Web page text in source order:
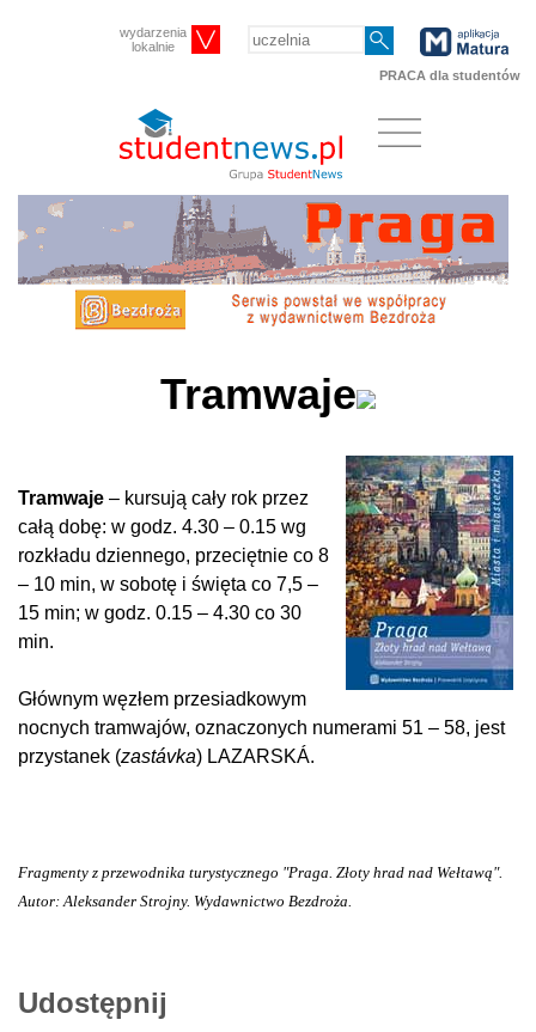
wydarzenia
lokalnie
PRACA dla studentów
Tramwaje
Tramwaje – kursują cały rok przez
całą dobę: w godz. 4.30 – 0.15 wg
rozkładu dziennego, przeciętnie co 8
– 10 min, w sobotę i święta co 7,5 –
15 min; w godz. 0.15 – 4.30 co 30
min.
Głównym węzłem przesiadkowym
nocnych tramwajów, oznaczonych numerami 51 – 58, jest
przystanek (zastávka) LAZARSKÁ.
Fragmenty z przewodnika turystycznego "Praga. Złoty hrad nad Wełtawą".
Autor: Aleksander Strojny. Wydawnictwo Bezdroża.
Udostępnij